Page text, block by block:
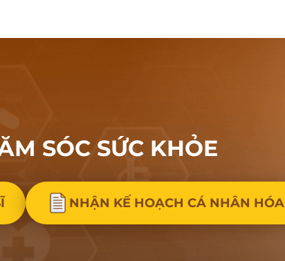
SÓC SỨC KHỎE
NHẬN KẾ HOẠCH CÁ NHÂN HÓA